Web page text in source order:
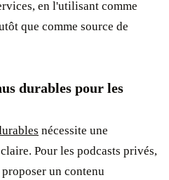
en l'utilisant comme
que comme source de
durables pour les
nécessite une
Pour les podcasts privés,
un contenu